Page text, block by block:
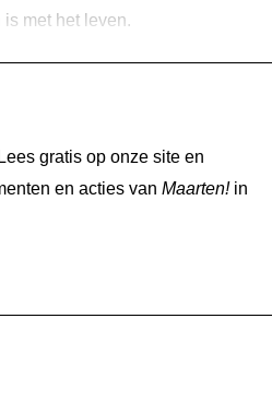
met het leven.
gratis op onze site en
en acties van Maarten!in